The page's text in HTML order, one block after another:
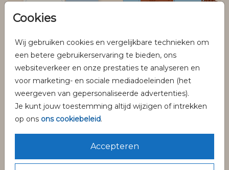
Cookies
Wij gebruiken cookies en vergelijkbare technieken om
een betere gebruikerservaring te bieden, ons
websiteverkeer en onze prestaties te analyseren en
voor marketing- en sociale mediadoeleinden (het
weergeven van gepersonaliseerde advertenties).
Je kunt jouw toestemming altijd wijzigen of intrekken
op ons ons cookiebeleid.
Accepteren